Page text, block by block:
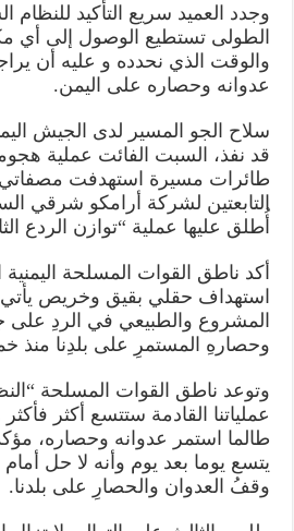
وجدد العميد سريع التأكيد للنظام
الطولى تستطيع الوصول إلى أي
والوقت الذي نحدده و عليه أن
عدوانه وحصاره على اليمن.
سلاح الجو المسير لدى الجيش
قد نفذ، السبت الفائت عملية
طائرات مسيرة استهدفت
التابعتين لشركة أرامكو شرقي
أُطلق عليها عملية “توازن الردع
أكد ناطق القوات المسلحة
استهداف حقلي بقيق وخريص
المشروع والطبيعي في الردِ على
وحصارهِ المستمرِ على بلدِنا
وتوعد ناطق القوات المسلحة
عملياتنا القادمة ستتسع أكثر
طالما استمر عدوانه وحصاره،
يتسع يوما بعد يوم وأنه لا حل أمام
وقفُ العدوان والحصارِ على بلدنا.